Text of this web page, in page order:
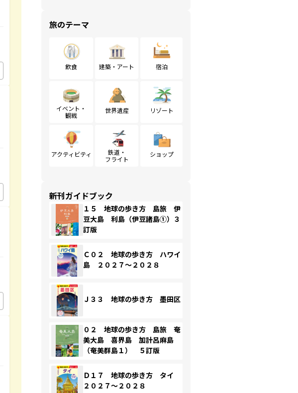
旅のテーマ
飲食 建築・アート 宿泊
イベント・
観戦
世界遺産 リゾート
アクティビティ
鉄道・
フライト
ショップ
新刊ガイドブック
１５ 地球の歩き方 島旅 伊
豆大島 利島（伊豆諸島①）３
訂版
Ｃ０２ 地球の歩き方 ハワイ
島 ２０２７～２０２８
Ｊ３３ 地球の歩き方 墨田区
０２ 地球の歩き方 島旅 奄
美大島 喜界島 加計呂麻島
（奄美群島１） ５訂版
Ｄ１７ 地球の歩き方 タイ
２０２７～２０２８